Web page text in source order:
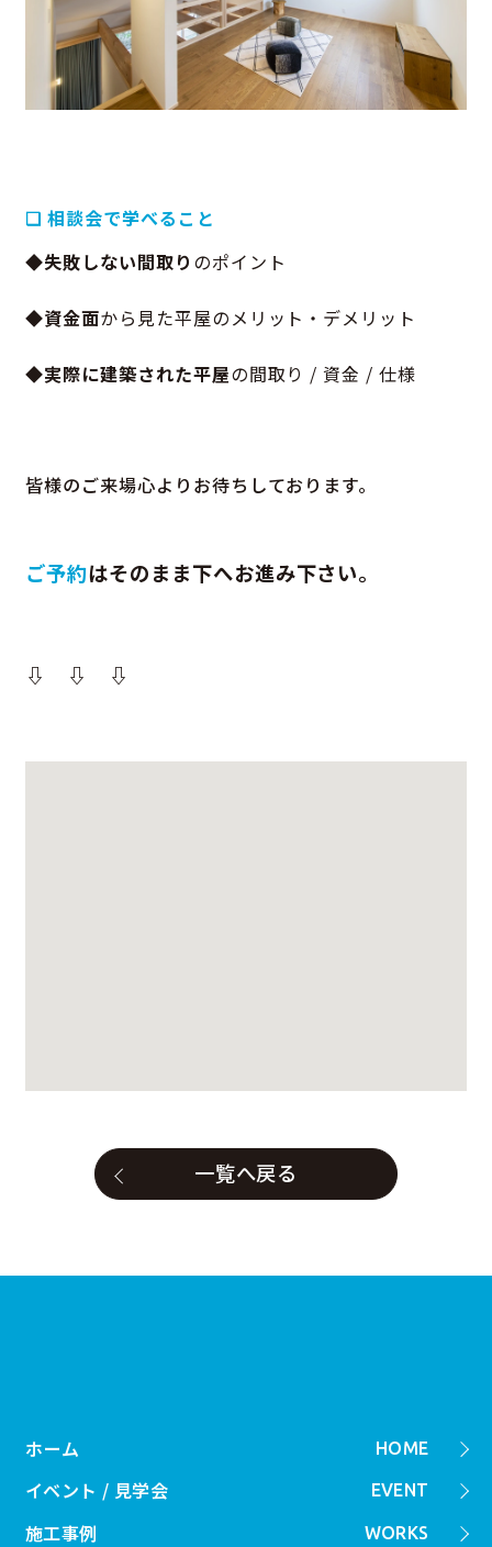
❑ 相談会で学べること
◆失敗しない間取り のポイント
◆資金面から見た平屋のメリット・デメリット
◆実際に建築された平屋の間取り / 資金 / 仕様
皆様のご来場心よりお待ちしております。
ご予約はそのまま下へお進み下さい。
⇩ ⇩ ⇩
一覧へ戻る
HOME
ホーム
EVENT
イベント / 見学会
WORKS
施工事例